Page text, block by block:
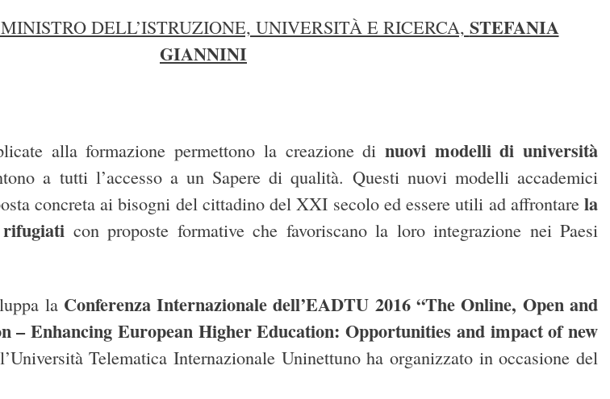
DELL’ISTRUZIONE, UNIVERSITÀ E RICERCA, STEFANIA
GIANNINI
alla formazione permettono la creazione di nuovi modelli di università
a tutti l’accesso a un Sapere di qualità. Questi nuovi modelli accademici
concreta ai bisogni del cittadino del XXI secolo ed essere utili ad affrontare la
con proposte formative che favoriscano la loro integrazione nei Paesi
la Conferenza Internazionale dell’EADTU 2016 “The Online, Open and
– Enhancing European Higher Education: Opportunities and impact of new
Telematica Internazionale Uninettuno ha organizzato in occasione del